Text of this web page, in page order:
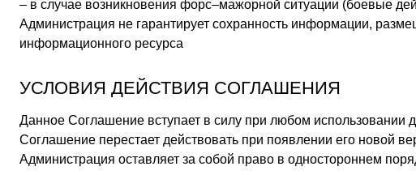
– в случае возникновения форс–мажорной ситуации (боевые
Администрация не гарантирует сохранность информации,
информационного ресурса
УСЛОВИЯ ДЕЙСТВИЯ СОГЛАШЕНИЯ
Данное Соглашение вступает в силу при любом использовании
Соглашение перестает действовать при появлении его новой
Администрация оставляет за собой право в одностороннем